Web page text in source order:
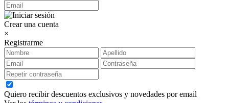
Crear una cuenta
×
Registrarme
Quiero recibir descuentos exclusivos y novedades por email